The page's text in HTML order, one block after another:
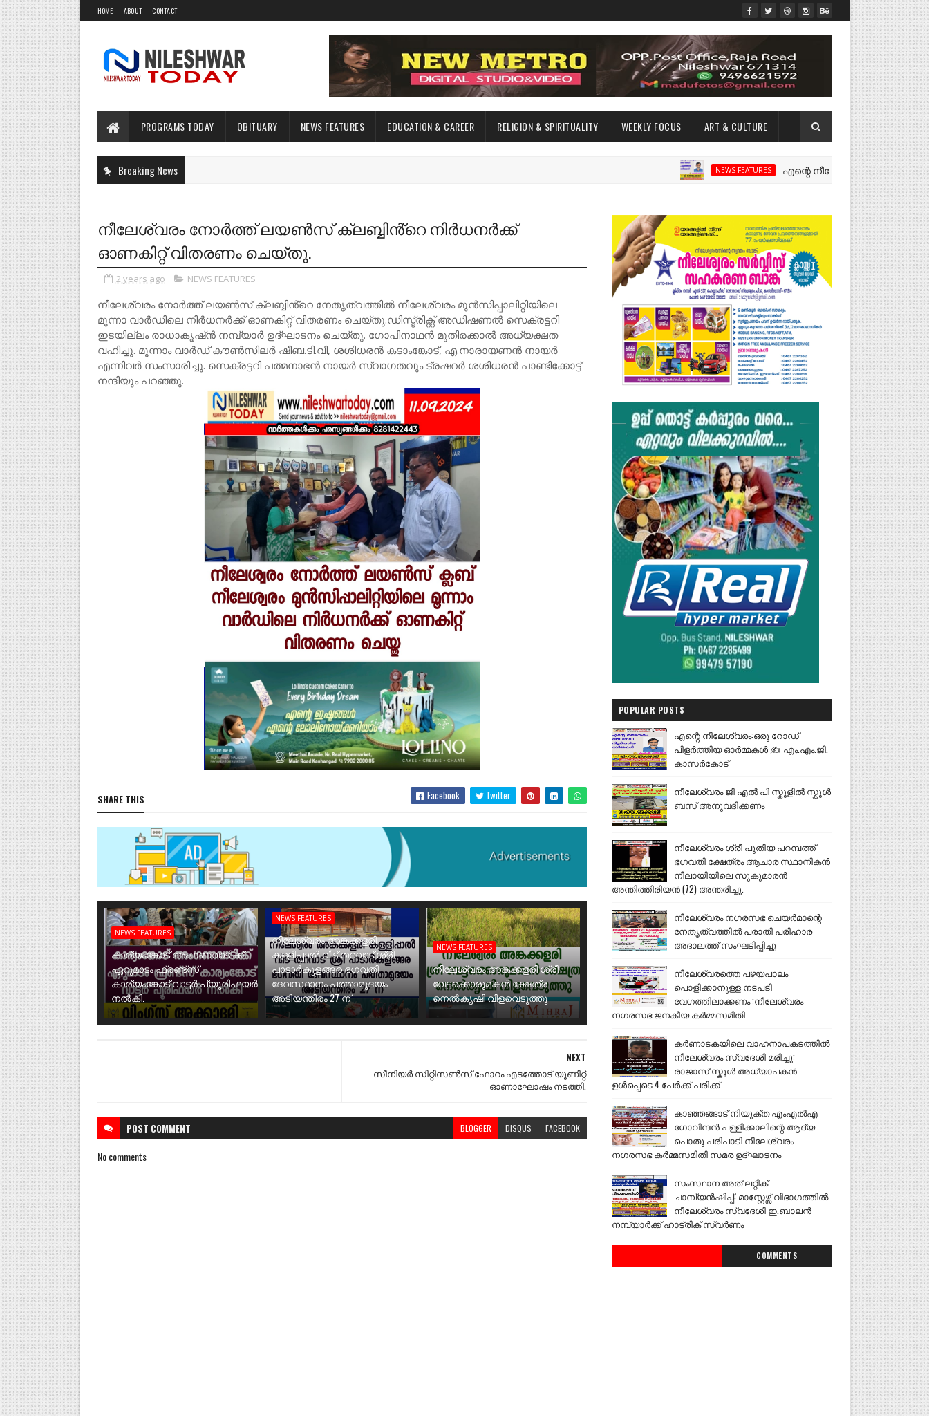
HOME ABOUT CONTACT
PROGRAMS TODAY OBITUARY NEWS FEATURES EDUCATION & CAREER RELIGION & SPIRITUALITY WEEKLY FOCUS ART & CULTURE
Breaking News NEWS FEATURES എന്റെ നീലേശ്വരം:ഒരു റോഡ്
നീലേശ്വരം നോർത്ത് ലയൺസ് ക്ലബ്ബിൻ്റെ നിർധനർക്ക്
ഓണകിറ്റ് വിതരണം ചെയ്തു.
2 years ago NEWS FEATURES
നീലേശ്വരം നോർത്ത് ലയൺസ് ക്ലബ്ബിൻ്റെ നേതൃത്വത്തിൽ നീലേശ്വരം മുൻസിപ്പാലിറ്റിയിലെ
മൂന്നാ വാർഡിലെ നിർധനർക്ക് ഓണകിറ്റ് വിതരണം ചെയ്തു.ഡിസ്ട്രിക്റ്റ് അഡിഷണൽ സെക്രട്ടറി
ഇടയില്ലം രാധാകൃഷ്ൻ നമ്പ്യാർ ഉദ്ഘാടനം ചെയ്തു. ഗോപിനാഥൻ മുതിരക്കാൽ അധ്യക്ഷത
വഹിച്ചു. മൂന്നാം വാർഡ് കൗൺസിലർ ഷീബ.ടി.വി, ശശിധരൻ കടാംങ്കോട്, എ.നാരായണൻ നായർ
എന്നിവർ സംസാരിച്ചു. സെക്രട്ടറി പത്മനാഭൻ നായർ സ്വാഗതവും ട്രഷറർ ശശിധരൻ പാണ്ടിക്കോട്ട്
നന്ദിയും പറഞ്ഞു.
SHARE THIS Facebook Twitter
NEWS FEATURES
കാര്യംങ്കോട് അംഗണവാടിക്ക്
ഏറുമാടം ഫ്രണ്ട്സ്
കാര്യംങ്കോട് വാട്ടർ പ്യൂരിഫയർ
നൽകി.
NEWS FEATURES
നീലേശ്വരം അങ്കക്കളരി
കള്ളിപ്പാൽ വീട് തറവാട് ശ്രീ
പാടാർകുളങ്ങര ഭഗവതി
ദേവസ്ഥാനം പത്താമുദയം
അടിയന്തിരം 27 ന്
NEWS FEATURES
നീലേശ്വരം അങ്കക്കളരി ശ്രീ
വേട്ടക്കൊരുമകൻ ക്ഷേത്ര
നെൽകൃഷി വിളവെടുത്തു
NEXT
സീനിയർ സിറ്റിസൺസ് ഫോറം എടത്തോട് യൂണിറ്റ്
ഓണാഘോഷം നടത്തി.
POST COMMENT BLOGGER DISQUS FACEBOOK
No comments
POPULAR POSTS
എന്റെ നീലേശ്വരം:ഒരു റോഡ്
പിളർത്തിയ ഓർമ്മകൾ ✍️ എം.എം.ജി.
കാസർകോട്
നീലേശ്വരം ജി എൽ പി സ്കൂളിൽ സ്കൂൾ
ബസ് അനുവദിക്കണം
നീലേശ്വരം ശ്രീ പുതിയ പറമ്പത്ത്
ഭഗവതി ക്ഷേത്രം ആചാര സ്ഥാനികൻ
നീലായിയിലെ സുകുമാരൻ
അന്തിത്തിരിയൻ (72) അന്തരിച്ചു.
നീലേശ്വരം നഗരസഭ ചെയർമാന്റെ
നേതൃത്വത്തിൽ പരാതി പരിഹാര
അദാലത്ത് സംഘടിപ്പിച്ചു
നീലേശ്വരത്തെ പഴയപാലം
പൊളിക്കാനുള്ള നടപടി
വേഗത്തിലാക്കണം :നീലേശ്വരം
നഗരസഭ ജനകീയ കർമ്മസമിതി
കർണാടകയിലെ വാഹനാപകടത്തിൽ
നീലേശ്വരം സ്വദേശി മരിച്ചു:
രാജാസ് സ്കൂൾ അധ്യാപകൻ
ഉൾപ്പെടെ 4 പേർക്ക് പരിക്ക്
കാഞ്ഞങ്ങാട് നിയുക്ത എംഎൽഎ
ഗോവിന്ദൻ പള്ളിക്കാലിന്റെ ആദ്യ
പൊതു പരിപാടി നീലേശ്വരം
നഗരസഭ കർമ്മസമിതി സമര ഉദ്ഘാടനം
സംസ്ഥാന അത് ലറ്റിക്
ചാമ്പ്യൻഷിപ്പ്: മാസ്റ്റേഴ്സ് വിഭാഗത്തിൽ
നീലേശ്വരം സ്വദേശി ഇ.ബാലൻ
നമ്പ്യാർക്ക് ഹാട്രിക് സ്വർണം
COMMENTS